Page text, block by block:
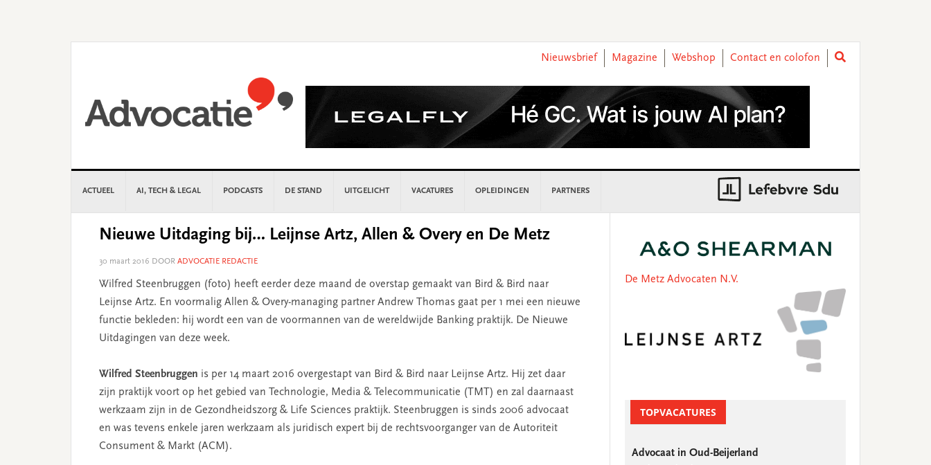
Nieuwsbrief
Magazine Webshop Contact en colofon
ACTUEEL AI, TECH & LEGAL PODCASTS DE STAND UITGELICHT VACATURES OPLEIDINGEN PARTNERS
Nieuwe Uitdaging bij… Leijnse Artz, Allen & Overy en De Metz
30 maart 2016 DOOR ADVOCATIE REDACTIE
Wilfred Steenbruggen (foto) heeft eerder deze maand de overstap gemaakt van Bird & Bird naar
Leijnse Artz. En voormalig Allen & Overy-managing partner Andrew Thomas gaat per 1 mei een nieuwe
functie bekleden: hij wordt een van de voormannen van de wereldwijde Banking praktijk. De Nieuwe
Uitdagingen van deze week.
Wilfred Steenbruggen is per 14 maart 2016 overgestapt van Bird & Bird naar Leijnse Artz. Hij zet daar
zijn praktijk voort op het gebied van Technologie, Media & Telecommunicatie (TMT) en zal daarnaast
werkzaam zijn in de Gezondheidszorg & Life Sciences praktijk. Steenbruggen is sinds 2006 advocaat
en was tevens enkele jaren werkzaam als juridisch expert bij de rechtsvoorganger van de Autoriteit
Consument & Markt (ACM).
Sidebar
De Metz Advocaten N.V.
TOPVACATURES
Advocaat in Oud-Beijerland